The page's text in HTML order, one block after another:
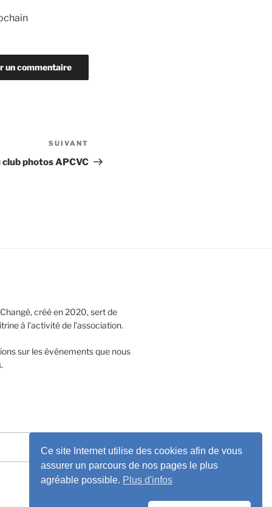
suivant
SUIVANT
photos APCVC
créé en 2020, sert de
à l’activité de l’association.
sur les événements que nous
Recherche
Ce site Internet utilise des cookies afin de vous
assurer un parcours de nos pages le plus
agréable possible. Plus d'infos